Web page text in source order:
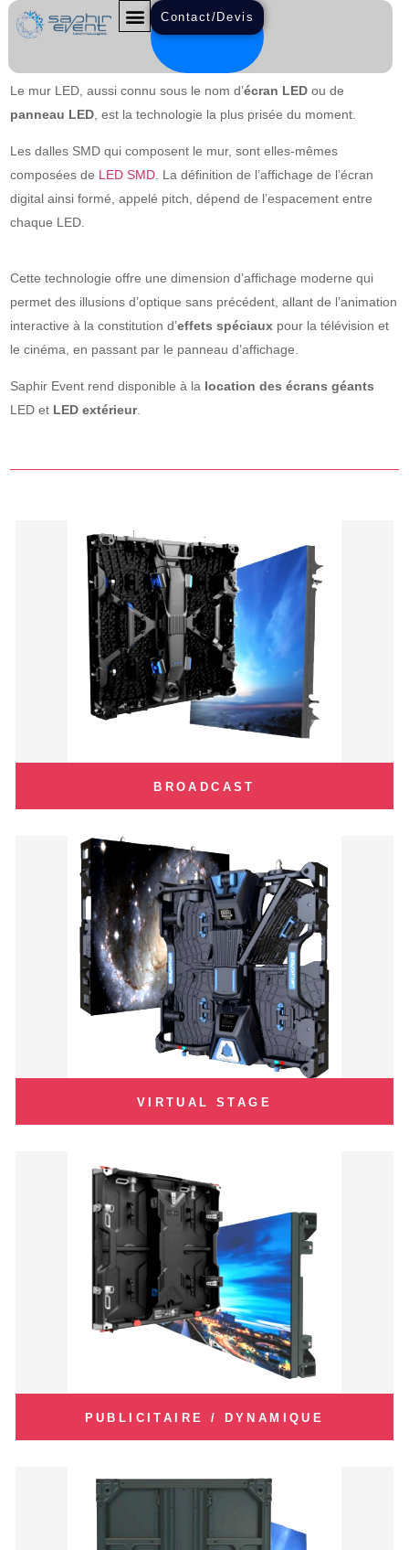
Contact/Devis
PANNEAU LED
Le mur LED, aussi connu sous le nom d’écran LED ou de
panneau LED , est la technologie la plus prisée du moment.
Les dalles SMD qui composent le mur, sont elles-mêmes
composées de LED SMD. La définition de l’affichage de l’écran
digital ainsi formé, appelé pitch, dépend de l’espacement entre
chaque LED.
Cette technologie offre une dimension d’affichage moderne qui
permet des illusions d’optique sans précédent, allant de l’animation
interactive à la constitution d’effets spéciaux pour la télévision et
le cinéma, en passant par le panneau d’affichage.
Saphir Event rend disponible à la location des écrans géants
LED et LED extérieur.
BROADCAST
VIRTUAL STAGE
PUBLICITAIRE / DYNAMIQUE